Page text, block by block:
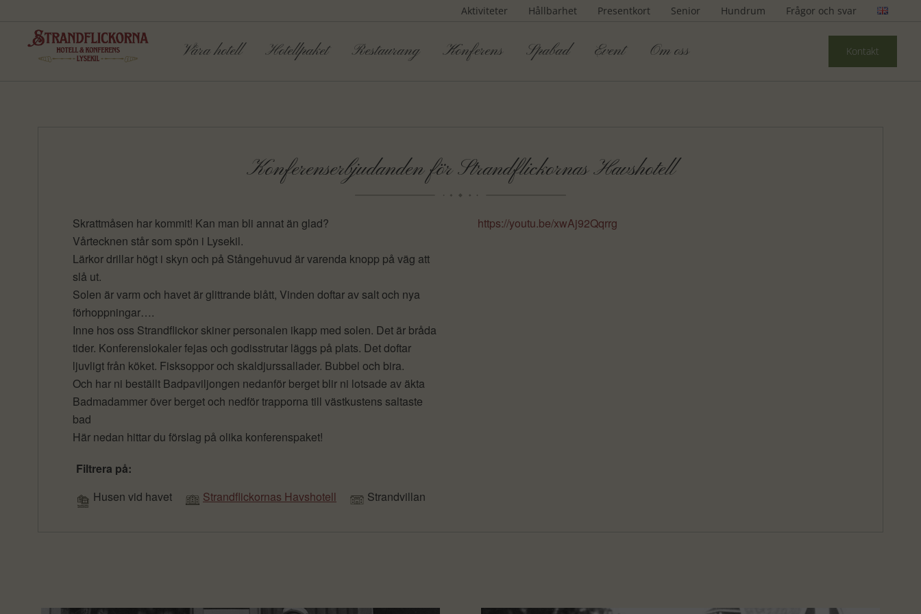
Aktiviteter Hållbarhet Presentkort Senior Hundrum Frågor och svar
Våra hotell Hotellpaket Restaurang Konferens Spabad Event Om oss Kontakt
Konferenserbjudanden för Strandflickornas Havshotell
Skrattmåsen har kommit! Kan man bli annat än glad?
Vårtecknen står som spön i Lysekil.
Lärkor drillar högt i skyn och på Stångehuvud är varenda knopp på väg att
slå ut.
Solen är varm och havet är glittrande blått, Vinden doftar av salt och nya
förhoppningar….
Inne hos oss Strandflickor skiner personalen ikapp med solen. Det är bråda
tider. Konferenslokaler fejas och godisstrutar läggs på plats. Det doftar
ljuvligt från köket. Fisksoppor och skaldjurssallader. Bubbel och bira.
Och har ni beställt Badpaviljongen nedanför berget blir ni lotsade av äkta
Badmadammer över berget och nedför trapporna till västkustens saltaste
bad
Här nedan hittar du förslag på olika konferenspaket!
Filtrera på:
Husen vid havet
Strandflickornas Havshotell Strandvillan
https://youtu.be/xwAj92Qqrrg